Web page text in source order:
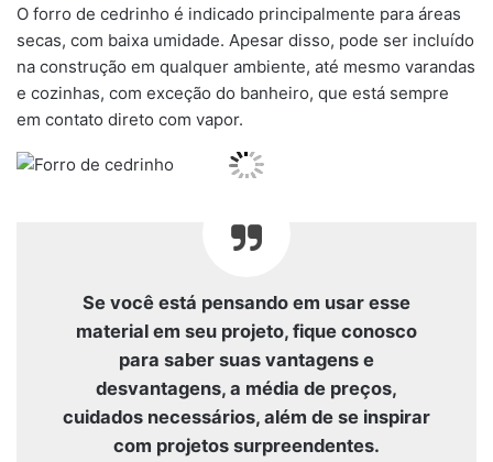
O forro de cedrinho é indicado principalmente para áreas
secas, com baixa umidade. Apesar disso, pode ser incluído
na construção em qualquer ambiente, até mesmo varandas
e cozinhas, com exceção do banheiro, que está sempre
em contato direto com vapor.
Se você está pensando em usar esse
material em seu projeto, fique conosco
para saber suas vantagens e
desvantagens, a média de preços,
cuidados necessários, além de se inspirar
com projetos surpreendentes.